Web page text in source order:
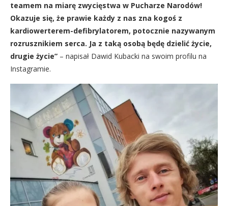
teamem na miarę zwycięstwa w Pucharze Narodów!
Okazuje się, że prawie każdy z nas zna kogoś z
kardiowerterem-defibrylatorem, potocznie nazywanym
rozrusznikiem serca. Ja z taką osobą będę dzielić życie,
drugie życie” – napisał Dawid Kubacki na swoim profilu na
Instagramie.